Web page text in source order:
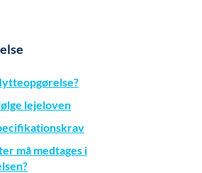
lejeloven
må medtages i